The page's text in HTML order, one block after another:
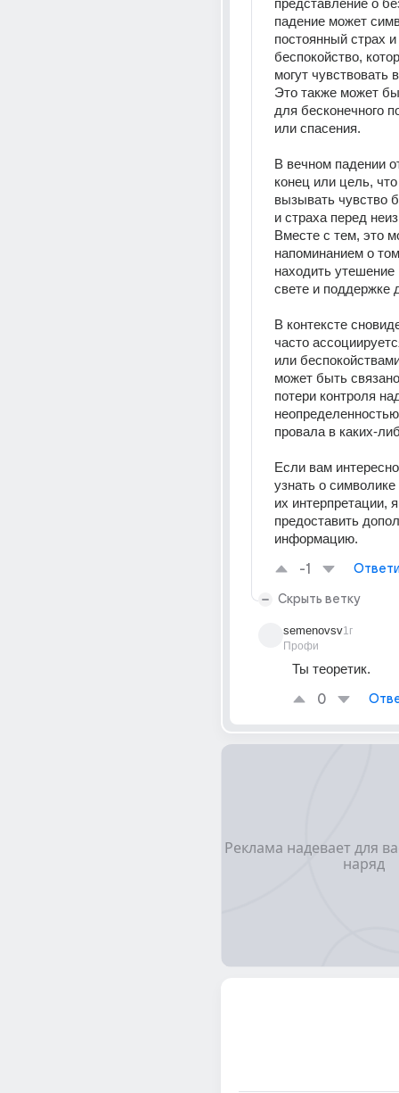
представление о
падение может
постоянный страх и
беспокойство,
могут чувствовать
Это также может
для бесконечного
или спасения.
В вечном падении
конец или цель,
вызывать чувство
и страха перед
Вместе с тем, это
напоминанием о
находить
свете и поддержке
В контексте
часто
или
может быть
потери контроля
провала в каких-
Если вам
узнать о
их интерпретации,
предоставить
информацию.
-1
Скрыть ветку
semenovsv
Профи
1г
Ты теоретик.
0